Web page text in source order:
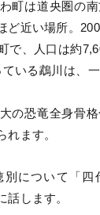
町は道央圏の
ど近い場所。
で、人口は約
いる鵡川は、
の恐竜全身骨格
れます。
について「四
話します。